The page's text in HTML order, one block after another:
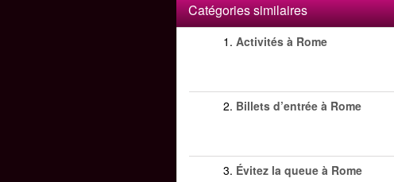
Catégories similaires
1. Activités à Rome
2. Billets d’entrée à Rome
3. Évitez la queue à Rome